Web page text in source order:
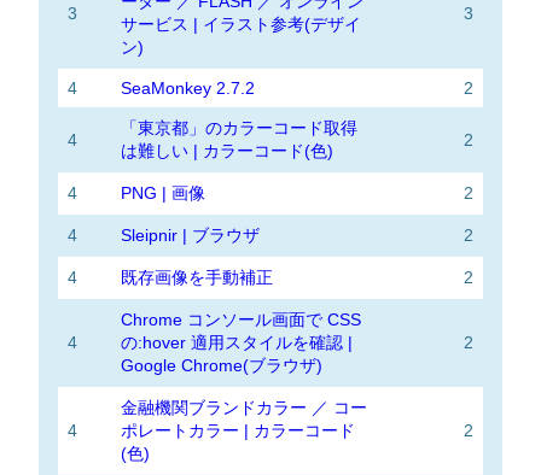
3
サービス | イラスト参考(デザイ
ン)
3
4 SeaMonkey 2.7.2 2
4
「東京都」のカラーコード取得
は難しい | カラーコード(色)
2
4 PNG | 画像 2
4 Sleipnir | ブラウザ 2
4 既存画像を手動補正 2
4
Chrome コンソール画面で CSS
の:hover 適用スタイルを確認 |
Google Chrome(ブラウザ)
2
4
金融機関ブランドカラー ／ コー
ポレートカラー | カラーコード
(色)
2